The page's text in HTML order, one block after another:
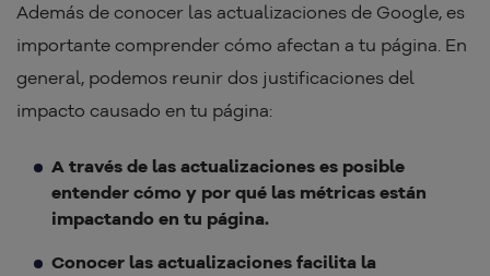
Además de conocer las actualizaciones de Google, es
importante comprender cómo afectan a tu página. En
general, podemos reunir dos justificaciones del
impacto causado en tu página:
A través de las actualizaciones es posible
entender cómo y por qué las métricas están
impactando en tu página.
Conocer las actualizaciones facilita la